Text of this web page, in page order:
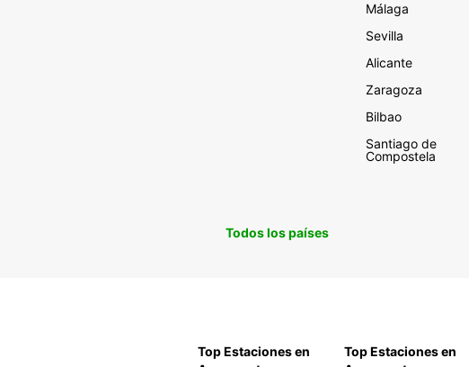
Málaga
Sevilla
Alicante
Zaragoza
Bilbao
Santiago de
Compostela
Todos los países
Top Estaciones en
Top Estaciones en